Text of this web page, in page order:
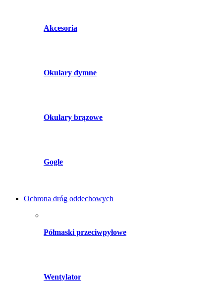
Akcesoria
Okulary dymne
Okulary brązowe
Gogle
Ochrona dróg oddechowych
Półmaski przeciwpyłowe
Wentylator